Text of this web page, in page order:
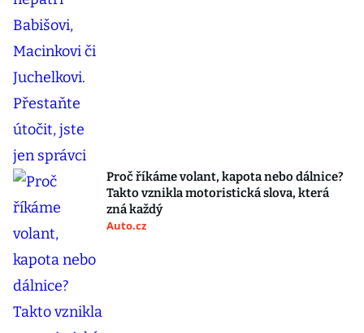
Proč říkáme volant, kapota nebo dálnice?
Takto vznikla motoristická slova, která
zná každý
Auto.cz